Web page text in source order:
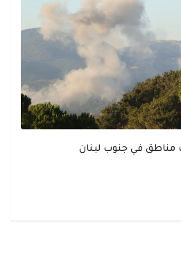
في جنوب لبنان